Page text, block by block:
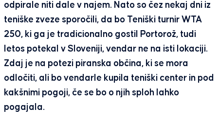
odpirale niti dale v najem. Nato so čez nekaj dni iz
teniške zveze sporočili, da bo Teniški turnir WTA
250, ki ga je tradicionalno gostil Portorož, tudi
letos potekal v Sloveniji, vendar ne na isti lokaciji.
Zdaj je na potezi piranska občina, ki se mora
odločiti, ali bo vendarle kupila teniški center in pod
kakšnimi pogoji, če se bo o njih sploh lahko
pogajala.